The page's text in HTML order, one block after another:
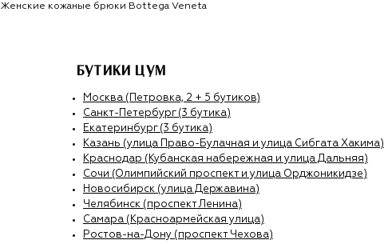
Женские кожаные брюки Bottega Veneta
БУТИКИ ЦУМ
Москва (Петровка, 2 + 5 бутиков)
Санкт-Петербург (3 бутика)
Екатеринбург (3 бутика)
Казань (улица Право-Булачная и улица Сибгата Хакима)
Краснодар (Кубанская набережная и улица Дальняя)
Сочи (Олимпийский проспект и улица Орджоникидзе)
Новосибирск (улица Державина)
Челябинск (проспект Ленина)
Самара (Красноармейская улица)
Ростов-на-Дону (проспект Чехова)